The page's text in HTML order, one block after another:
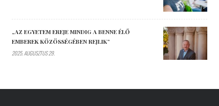
„AZ EGYETEM EREJE MINDIG A BENNE ÉLŐ
EMBEREK KÖZÖSSÉGÉBEN REJLIK”
2025. AUGUSZTUS 29.